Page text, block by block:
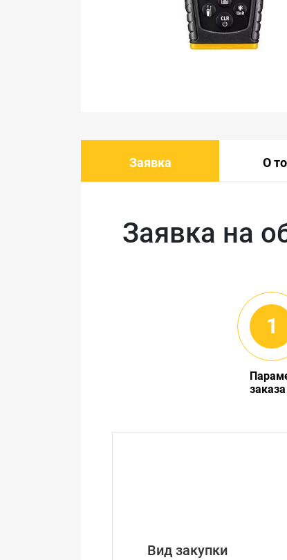
Заявка О
Заявка на
заказа
Вид закупки